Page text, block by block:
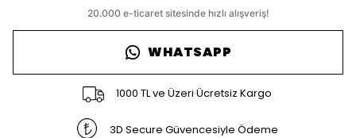
WHATSAPP
1000 TL ve Üzeri Ücretsiz Kargo
3D Secure Güvencesiyle Ödeme